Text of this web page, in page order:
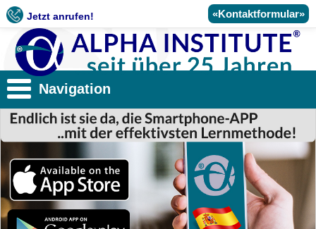
Jetzt anrufen! «Kontaktformular»
Navigation